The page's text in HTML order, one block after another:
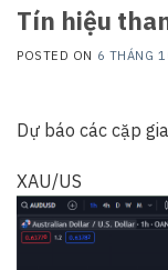
Tín hiệu
POSTED ON 6 THÁNG
Dự báo các cặp
XAU/US